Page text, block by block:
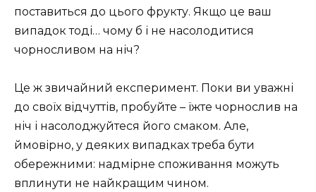
поставиться до цього фрукту. Якщо це ваш
випадок тоді… чому б і не насолодитися
чорносливом на ніч?
Це ж звичайний експеримент. Поки ви уважні
до своїх відчуттів, пробуйте – їжте чорнослив на
ніч і насолоджуйтеся його смаком. Але,
ймовірно, у деяких випадках треба бути
обережними: надмірне споживання можуть
вплинути не найкращим чином.